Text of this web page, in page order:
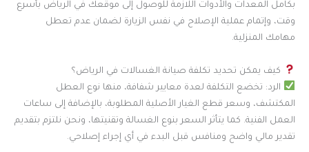
بكامل المعدات والأدوات اللازمة للوصول إلى موقعك في الرياض بأسرع
وقت، وإتمام عملية الإصلاح في نفس الزيارة لضمان عدم تعطل
مهامك المنزلية.
كيف يمكن تحديد تكلفة صيانة الغسالات في الرياض؟
الرد: تخضع التكلفة لعدة معايير شفافة، منها نوع العطل
المكتشف، وسعر قطع الغيار الأصلية المطلوبة، بالإضافة إلى ساعات
العمل الفنية. كما يتأثر السعر بنوع الغسالة وتقنيتها، ونحن نلتزم بتقديم
تقدير مالي واضح ومنافس قبل البدء في أي إجراء إصلاحي.